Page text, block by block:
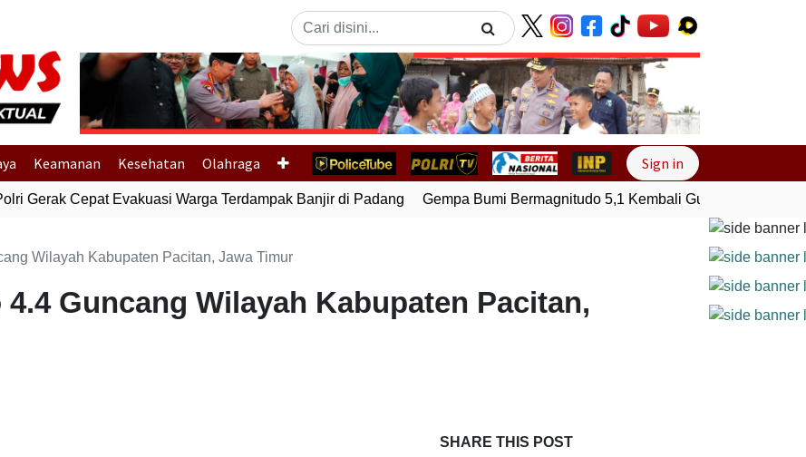
Previous Next
Keamanan Kesehatan Olahraga Sign in
Gerak Cepat Evakuasi Warga Terdampak Banjir di Padang Gempa Bumi Bermagnitudo 5,1 Kembali Guncang Seram
Wilayah Kabupaten Pacitan, Jawa Timur
Guncang Wilayah Kabupaten Pacitan,
SHARE THIS POST